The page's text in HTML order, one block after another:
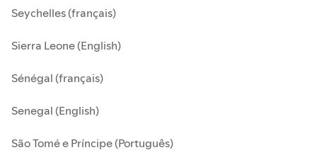
Seychelles (français)
Sierra Leone (English)
Sénégal (français)
Senegal (English)
São Tomé e Príncipe (Português)